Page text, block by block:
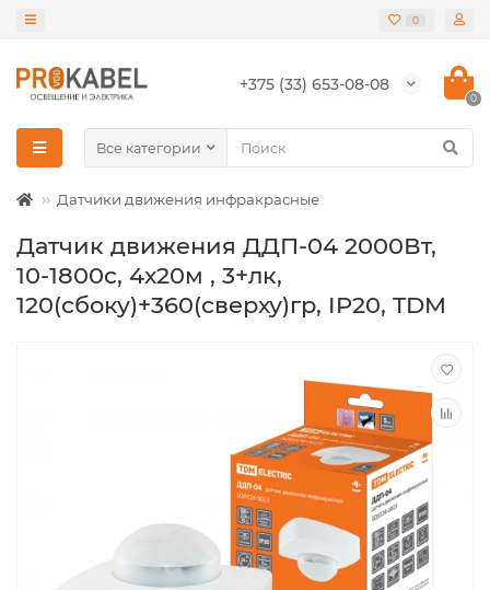
0
+375 (33) 653-08-08
0
Все категории
Датчики движения инфракрасные
Датчик движения ДДП-04 2000Вт,
10-1800с, 4х20м , 3+лк,
120(сбоку)+360(сверху)гр, IP20, TDM